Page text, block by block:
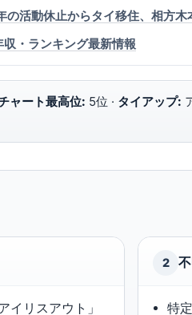
の活動休止からタイ移住、相方
・ランキング最新情報
ャート最高位: 5位 · タイアップ:
イリスアウト」
2
特